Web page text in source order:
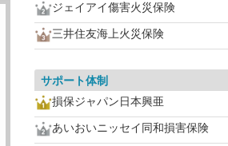
ジェイアイ傷害火災保険
三井住友海上火災保険
サポート体制
損保ジャパン日本興亜
あいおいニッセイ同和損害保険